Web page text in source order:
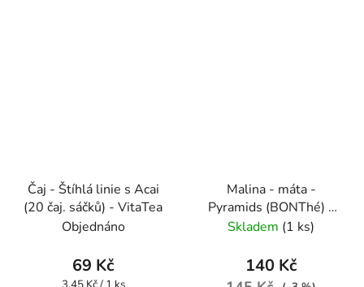
Čaj - Štíhlá linie s Acai
(20 čaj. sáčků) - VitaTea
Objednáno
69 Kč
Měrná
Malina - máta -
Pyramids (BONThé) -
Oxalis
Skladem (1 ks)
140 Kč